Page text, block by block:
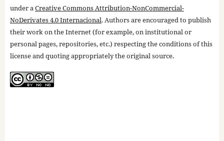
under aCreative Commons Attribution-NonCommercial-
NoDerivates 4.0 Internacional. Authors are encouraged to publish
their work on the Internet (for example, on institutional or
personal pages, repositories, etc.) respecting the conditions of this
license and quoting appropriately the original source.